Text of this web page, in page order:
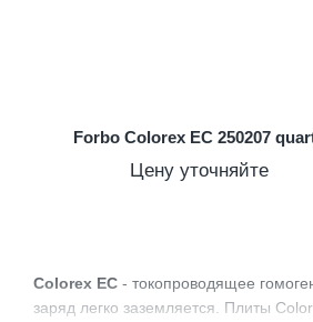
Colorex EC - токопроводящее
заряд легко заземляется. Плиты
Forbo Colorex EC 250207
Цену уточняйте